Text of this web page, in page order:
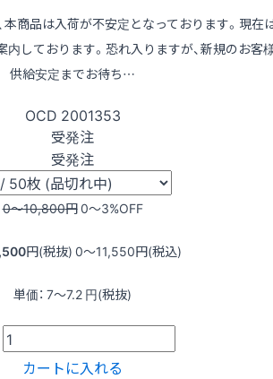
商品は入荷が不安定となっております。現在
しております。恐れ入りますが、新規のお客
供給安定までお待ち…
OCD 2001353
受発注
受発注
0〜10,800円0〜3%OFF
円(税抜) 0〜11,550円(税込)
単価： 7〜7.2 円(税抜)
カートに入れる